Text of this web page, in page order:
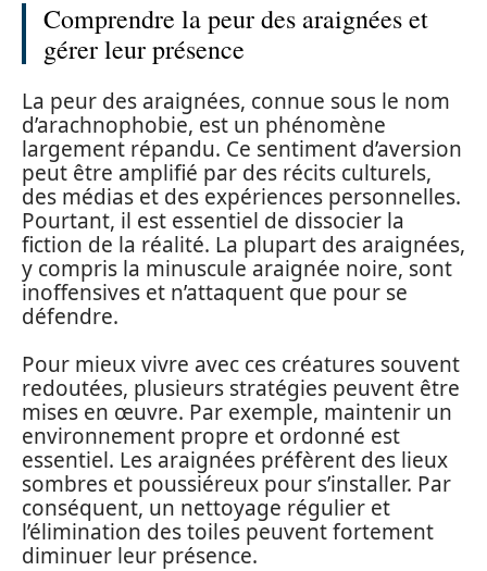
Comprendre la peur des araignées et
gérer leur présence
La peur des araignées, connue sous le nom
d’arachnophobie, est un phénomène
largement répandu. Ce sentiment d’aversion
peut être amplifié par des récits culturels,
des médias et des expériences personnelles.
Pourtant, il est essentiel de dissocier la
fiction de la réalité. La plupart des araignées,
y compris la minuscule araignée noire, sont
inoffensives et n’attaquent que pour se
défendre.
Pour mieux vivre avec ces créatures souvent
redoutées, plusieurs stratégies peuvent être
mises en œuvre. Par exemple, maintenir un
environnement propre et ordonné est
essentiel. Les araignées préfèrent des lieux
sombres et poussiéreux pour s’installer. Par
conséquent, un nettoyage régulier et
l’élimination des toiles peuvent fortement
diminuer leur présence.